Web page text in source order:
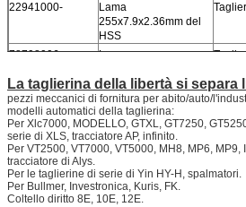
22941000-
Lama
255x7.9x2.36mm del
HSS
78798006-
Lama
HSS
89301000-
Lama
201x7.9x1.95mm del
HSS
32419014-
Lama
HSS
101-028-051 - Lama rotonda 100mm
La taglierina della libertà si separa
pezzi meccanici di fornitura per abito/auto/
modelli automatici della taglierina:
Per Xlc7000, MODELLO, GTXL, GT7250,
serie di XLS, tracciatore AP, infinito.
Per VT2500, VT7000, VT5000, MH8, MP6, MP9,
tracciatore di Alys.
Per le taglierine di serie di Yin HY-H, spalmatori.
Per Bullmer, Investronica, Kuris, FK.
Coltello diritto 8E, 10E, 12E.